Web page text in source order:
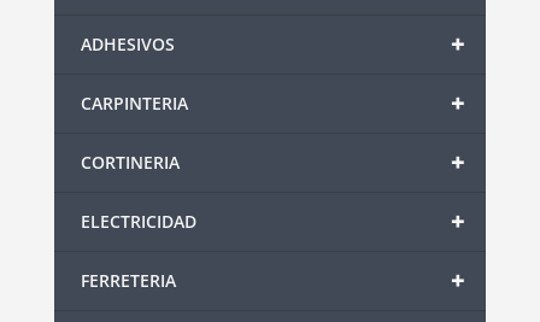
+
ADHESIVOS
+
CARPINTERIA
+
CORTINERIA
+
ELECTRICIDAD
+
FERRETERIA